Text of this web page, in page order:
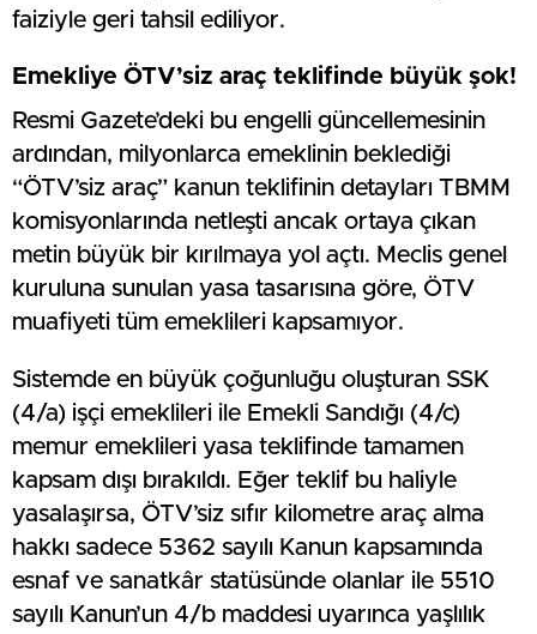
faiziyle geri tahsil ediliyor.
Emekliye ÖTV’siz araç teklifinde büyük şok!
Resmi Gazete’deki bu engelli güncellemesinin
ardından, milyonlarca emeklinin beklediği
“ÖTV’siz araç” kanun teklifinin detayları TBMM
komisyonlarında netleşti ancak ortaya çıkan
metin büyük bir kırılmaya yol açtı. Meclis genel
kuruluna sunulan yasa tasarısına göre, ÖTV
muafiyeti tüm emeklileri kapsamıyor.
Sistemde en büyük çoğunluğu oluşturan SSK
(4/a) işçi emeklileri ile Emekli Sandığı (4/c)
memur emeklileri yasa teklifinde tamamen
kapsam dışı bırakıldı. Eğer teklif bu haliyle
yasalaşırsa, ÖTV’siz sıfır kilometre araç alma
hakkı sadece 5362 sayılı Kanun kapsamında
esnaf ve sanatkâr statüsünde olanlar ile 5510
sayılı Kanun’un 4/b maddesi uyarınca yaşlılık